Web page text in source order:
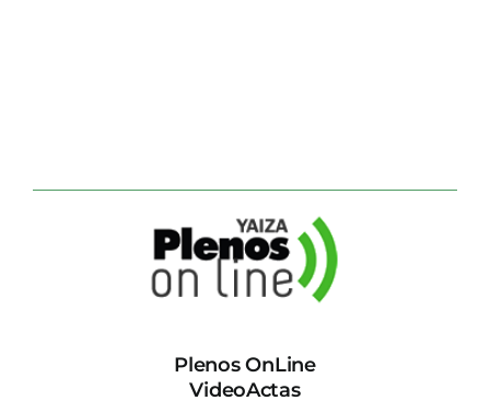
Plenos OnLine
VideoActas